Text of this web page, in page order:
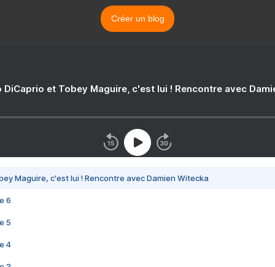
Créer un blog
DiCaprio et Tobey Maguire, c'est lui ! Rencontre avec
Maguire, c'est lui ! Rencontre avec Damien Witecka
6
5
4